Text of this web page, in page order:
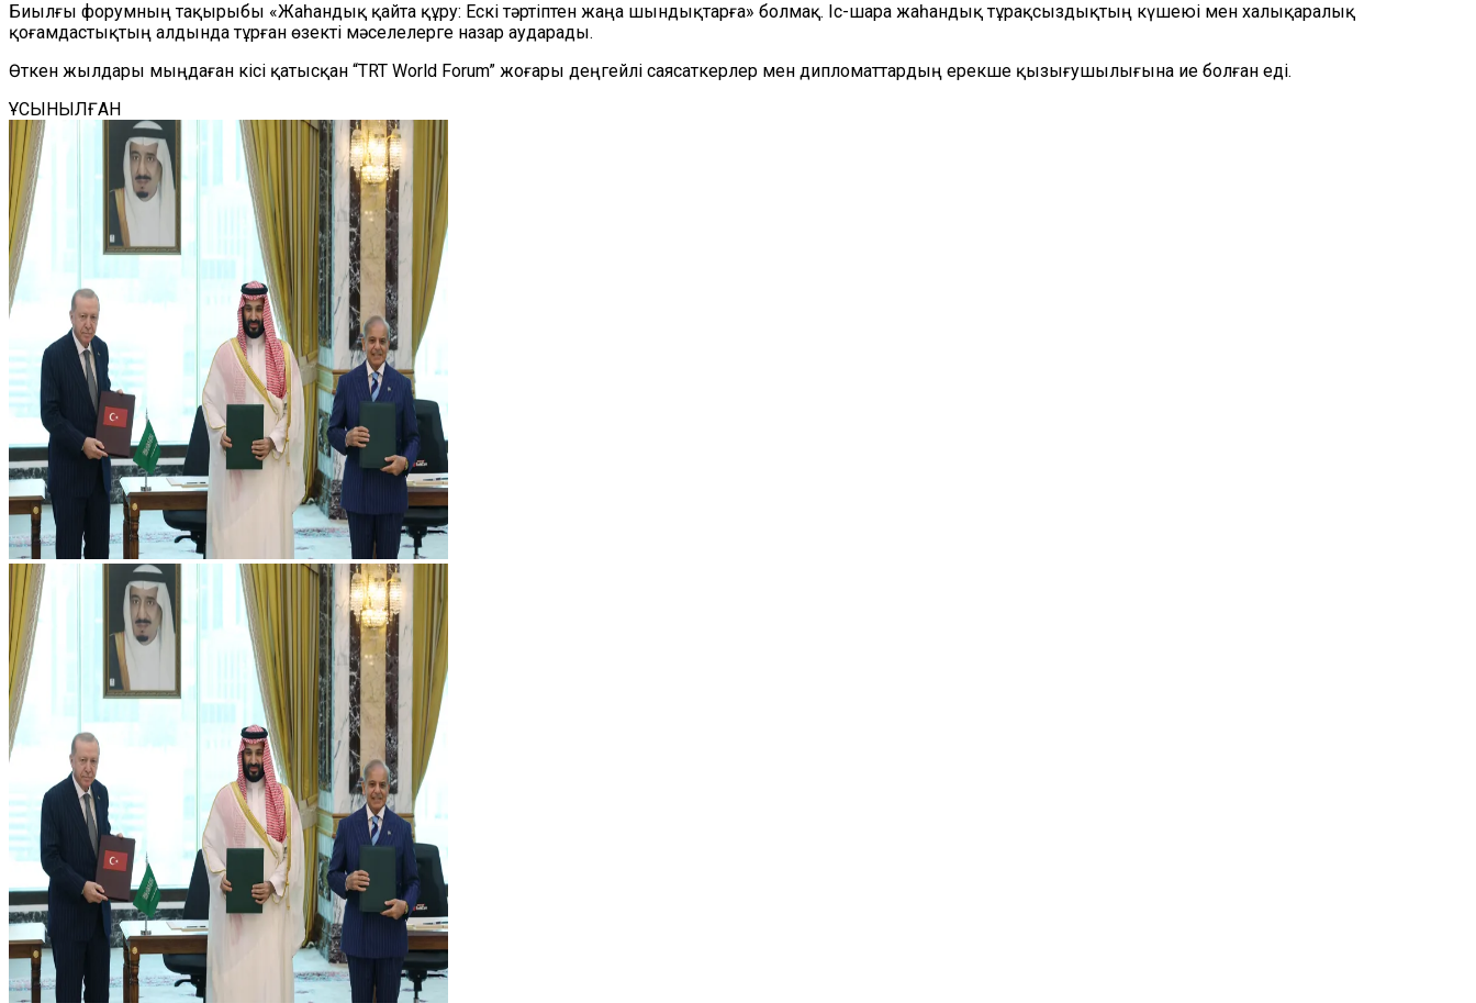
Биылғы форумның тақырыбы «Жаһандық қайта құру: Ескі тәртіптен жаңа шындықтарға» болмақ. Іс-шара жаһандық тұрақсыздықтың күшеюі мен халықаралық
қоғамдастықтың алдында тұрған өзекті мәселелерге назар аударады.
Өткен жылдары мыңдаған кісі қатысқан “TRT World Forum” жоғары деңгейлі саясаткерлер мен дипломаттардың ерекше қызығушылығына ие болған еді.
ҰСЫНЫЛҒАН